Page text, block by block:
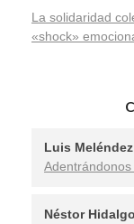
La solidaridad
«shock»
Luis Meléndez
Néstor Hidalgo